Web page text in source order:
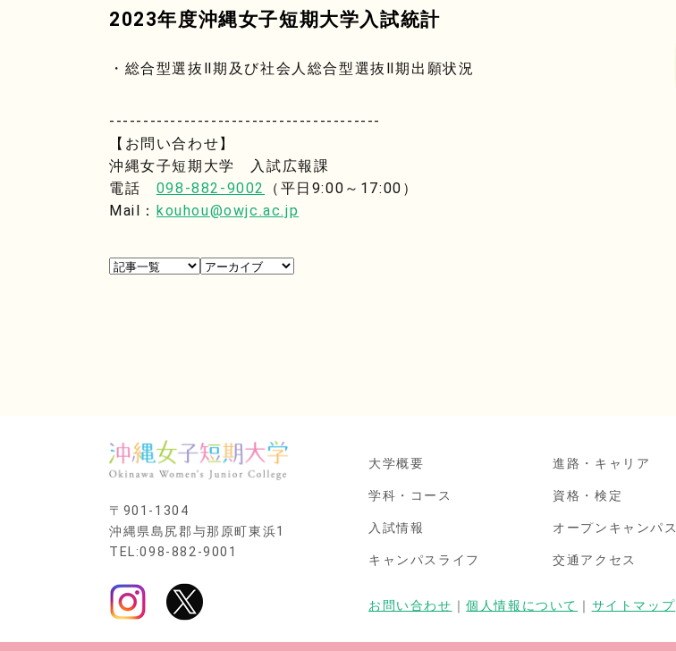
2023年度沖縄女子短期大学入試統計
・総合型選抜Ⅱ期及び社会人総合型選抜Ⅱ期出願状況
----------------------------------------
【お問い合わせ】
沖縄女子短期大学 入試広報課
電話 098-882-9002
（平日9:00～17:00）
Mail： kouhou@owjc.ac.jp
〒901-1304
沖縄県島尻郡与那原町東浜1
TEL:098-882-9001
大学概要
学科・コース
入試情報
キャンパスライフ
進路・キャリア
資格・検定
オープンキャンパス
交通アクセス
お問い合わせ ｜個人情報について ｜ サイトマップ